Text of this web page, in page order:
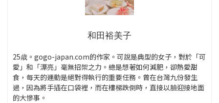
和田裕美子
25歳。gogo-japan.com的作家。可說是典型的女子，對於「可
愛」和「漂亮」毫無招架之力。總是想著如何減肥，卻熱愛甜
食，每天的運動是絕對得執行的重要任務。曾在台灣九份發生
過，因為將手插在口袋裡，而在樓梯跌倒時，直接以臉迎接地面
的大慘事。